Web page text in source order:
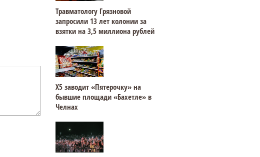
Травматологу Грязновой
запросили 13 лет колонии за
взятки на 3,5 миллиона рублей
Х5 заводит «Пятерочку» на
бывшие площади «Бахетле» в
Челнах